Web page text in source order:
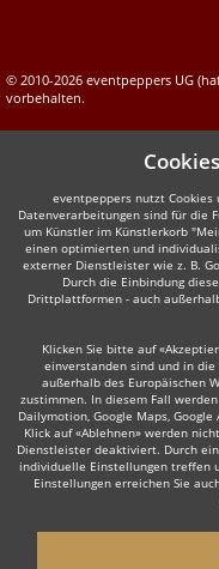
© 2010-2026 eventpeppers UG
vorbehalten.
eventpeppers nutzt Cookies
Datenverarbeitungen sind für die
um Künstler im Künstlerkorb
einen optimierten und
externer Dienstleister wie z. B.
Durch die Einbindung
Drittplattformen - auch
Klicken Sie bitte auf
einverstanden sind und in
außerhalb des Europäischen
zustimmen. In diesem Fall
Dailymotion, Google Maps,
Klick auf «Ablehnen» werden
Dienstleister deaktiviert. Durch
individuelle Einstellungen treffen
Einstellungen erreichen Sie